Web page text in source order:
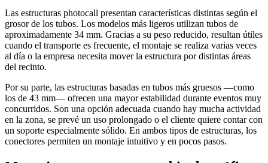
Las estructuras photocall presentan características distintas según el
grosor de los tubos. Los modelos más ligeros utilizan tubos de
aproximadamente 34 mm. Gracias a su peso reducido, resultan útiles
cuando el transporte es frecuente, el montaje se realiza varias veces
al día o la empresa necesita mover la estructura por distintas áreas
del recinto.
Por su parte, las estructuras basadas en tubos más gruesos —como
los de 43 mm— ofrecen una mayor estabilidad durante eventos muy
concurridos. Son una opción adecuada cuando hay mucha actividad
en la zona, se prevé un uso prolongado o el cliente quiere contar con
un soporte especialmente sólido. En ambos tipos de estructuras, los
conectores permiten un montaje intuitivo y en pocos pasos.